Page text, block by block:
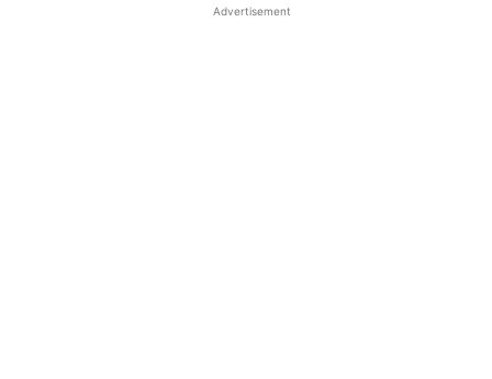
Advertisement